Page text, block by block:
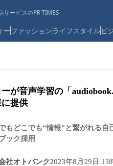
サービスのPR TIMES
ーファッションライフスタイルビ
ーが音声学習の「
提供
もどこでも“情報”と繋がれる
ック採用
社オトバンク2023年8月29日 13